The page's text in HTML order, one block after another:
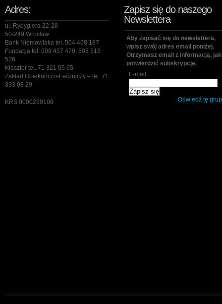
Adres:
ul. Rydygiera 22-28
50-249 Wrocław
Bank Niemowlaka tel. 504 468 187
Fundacja tel. 509 437 479; 503 515
526
Klasztor tel. 71 321 05 65
Zakład Opiekuńczo-Leczniczy – tel. 71
393 08 29
KRS 0000259108
Zapisz się do naszego
Newslettera
Aby zapisać się do newslettera,
wpisz swój adres email poniżej.
Otrzymasz email z informacją, jak
potwierdzić subskrypcję.
E-mail:
Odwiedź tę